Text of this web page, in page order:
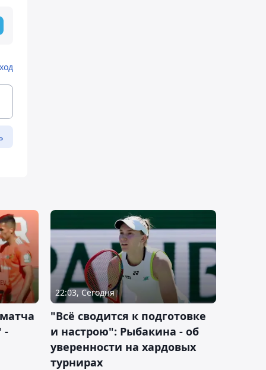
-
22:03, Сегодня
"Всё сводится к подготовке
и настрою": Рыбакина - об
уверенности на хардовых
турнирах